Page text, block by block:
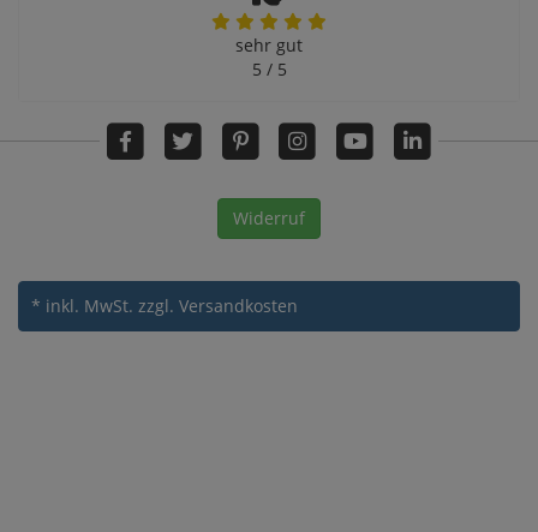
sehr gut
5 / 5
Widerruf
* inkl. MwSt. zzgl. Versandkosten